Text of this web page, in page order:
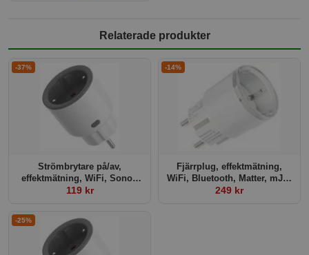
Relaterade produkter
-37%
Strömbrytare på/av,
effektmätning, WiFi, Sonoff
S60
119 kr
-14%
Fjärrplug, effektmätning,
WiFi, Bluetooth, Matter, mJS,
Shelly Plus G3 Plug S
249 kr
-25%